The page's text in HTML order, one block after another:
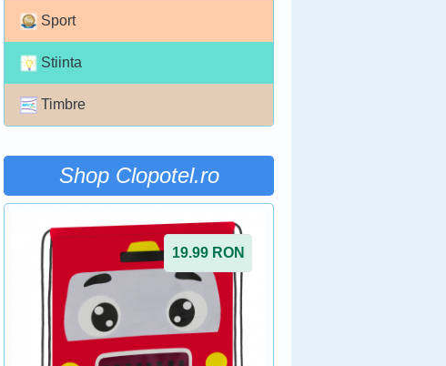
Sport
Stiinta
Timbre
Shop Clopotel.ro
19.99 RON